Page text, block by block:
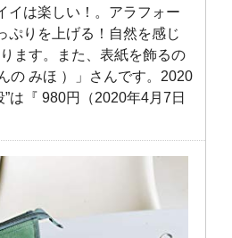
イは楽しい！。アラフォー
ぷりを上げる！自然を感じ
ます。また、表紙を飾るの
の みほ ）」さんです。2020
は『 980円（2020年4月7日